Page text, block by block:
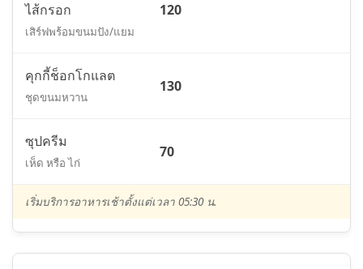
ไส้กรอก
เสิร์ฟพร้อมขนมปัง/แยม
120
คุกกี้ช็อกโกแลต
ชุดขนมหวาน
130
ซุปครีม
เห็ด หรือ ไก่
70
เริ่มบริการอาหารเช้าตั้งแต่เวลา 05:30 น.